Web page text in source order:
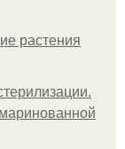
растения